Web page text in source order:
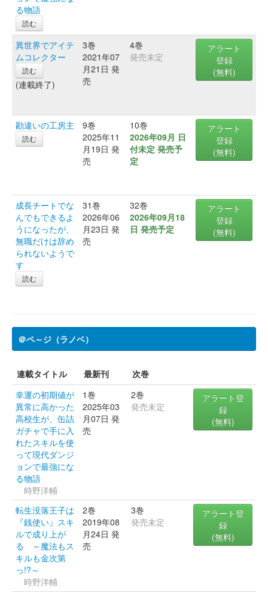
る物語
読む
異世界でアイテ
ムコレクター
読む
(連載終了)
3巻
2021年07
月21日 発
売
4巻
発売未定
アラート
登録
(無料)
勘違いの工房主
読む
9巻
2025年11
月19日 発
売
10巻
2026年09月 日
付未定 発売予
定
アラート
登録
(無料)
成長チートでな
んでもできるよ
うになったが、
無職だけは辞め
られないようで
す
読む
31巻
2026年06
月23日 発
売
32巻
2026年09月18
日 発売予定
アラート
登録
(無料)
＠ペ～ジ（ラノベ）
連載タイトル 最新刊
次巻
幸運の初期値が
異常に高かった
高校生が、缶詰
ガチャで手に入
れたスキルを使
って現代ダンジ
ョンで最強にな
る物語
時野洋輔
1巻
2025年03
月07日 発
売
2巻
発売未定
アラート登
録
(無料)
転生没落王子は
『銭使い』スキ
ルで成り上が
る ～魔法もス
キルも金次第
っ!?～
時野洋輔
2巻
2019年08
月24日 発
売
3巻
発売未定
アラート登
録
(無料)